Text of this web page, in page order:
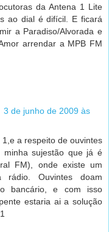
da Antena 1 Lite
ao dial é difícil. E ficará
a Paradiso/Alvorada e
arrendar a MPB FM
3 de junho de 2009 às
a respeito de ouvintes
minha sujestão que já é
FM), onde existe um
rádio. Ouvintes doam
bancário, e com isso
estaria ai a solução